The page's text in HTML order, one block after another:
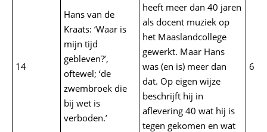
14
Hans van de
Kraats: ‘Waar is
mijn tijd
gebleven?’,
oftewel; ‘de
zwembroek die
bij wet is
verboden.’
heeft meer dan 40 jaren
als docent muziek op
het Maaslandcollege
gewerkt. Maar Hans
was (en is) meer dan
dat. Op eigen wijze
beschrijft hij in
aflevering 40 wat hij is
tegen gekomen en wat
6